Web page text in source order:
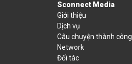
Sconnect Media
Giới thiệu
Dịch vụ
Câu chuyện thành công
Network
Đối tác